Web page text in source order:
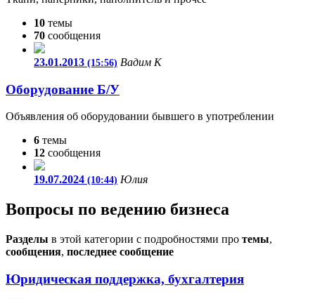
10 темы
70 сообщения
23.01.2013 (15:56) Вадим К
Оборудование Б/У
Объявления об оборудовании бывшего в употреблении
6 темы
12 сообщения
19.07.2024 (10:44) Юлия
Вопросы по ведению бизнеса
Разделы в этой категории с подробностями про темы,
сообщения, последнее сообщение
Юридическая поддержка, бухгалтерия